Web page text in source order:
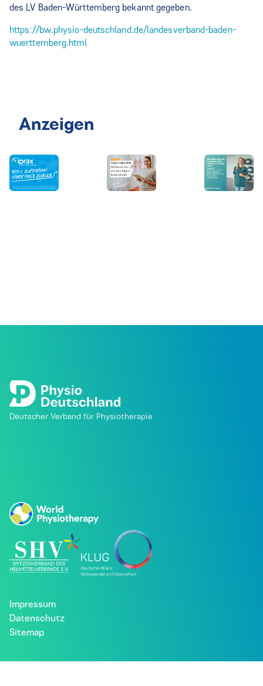
des LV Baden-Württemberg bekannt gegeben.
https://bw.physio-deutschland.de/landesverband-baden-
wuerttemberg.html
Anzeigen
Deutscher Verband für Physiotherapie
Impressum
Datenschutz
Sitemap